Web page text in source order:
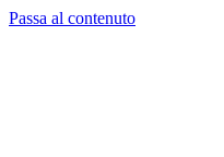
Passa al contenuto